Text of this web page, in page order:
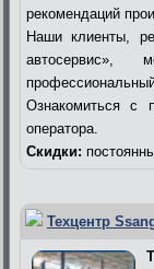
рекомендаций
Наши клиенты,
автосервис»,
Ознакомиться с
оператора.
Скидки:
Техцентр